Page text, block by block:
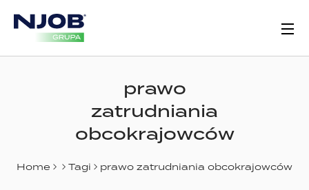
prawo
zatrudniania
obcokrajowców
Home Tagi prawo zatrudniania obcokrajowców